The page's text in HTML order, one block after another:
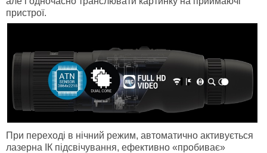
пристрої.
При переході в нічний режим, автоматично активується
лазерна ІК підсвічування, ефективно «пробиває»